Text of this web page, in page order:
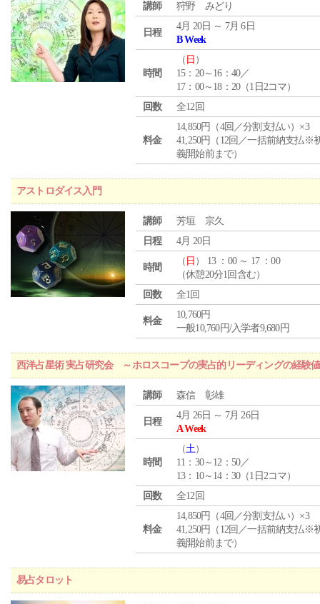
講師 狩野 みどり
日程
4月 20日 ～ 7月 6日
B Week
時間
（ 日 ）
15：20～16：40／
17：00～18：20（1日2コマ）
回数
全12回
料金
14,850円（4回／分割支払い）×3
41,250円（12回／一括前納支払※
義開始前まで）
アストロダイス入門
講師
芳垣 宗久
日程
4月 20日
時間
（ 日 ） 13 ：00 ～ 17 ：00
（休憩20分1回含む）
回数
全1回
料金
10,760円
一般10,760円/入学者9,680円
西洋占星術 実占研究会 ～ホロスコープの実占的リーディングの経験
講師 森信 彰雄
日程
4月 26日 ～ 7月 26日
A Week
時間
（土）
11：30～12：50／
13：10～14：30（1日2コマ）
回数
全12回
料金
14,850円（4回／分割支払い）×3
41,250円（12回／一括前納支払※
義開始前まで）
易占タロット